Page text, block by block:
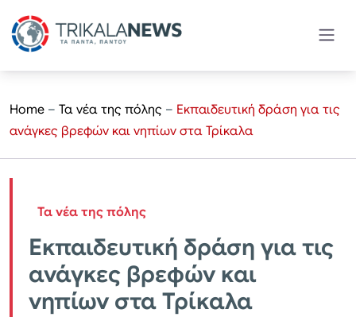
Home – Τα νέα της πόλης – Εκπαιδευτική δράση για τις
ανάγκες βρεφών και νηπίων στα Τρίκαλα
Τα νέα της πόλης
Εκπαιδευτική δράση για τις
ανάγκες βρεφών και
νηπίων στα Τρίκαλα